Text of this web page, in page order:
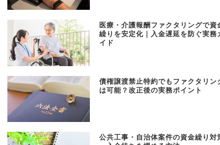
医療・介護報酬ファクタリングで資
繰りを安定化｜入金遅延を防ぐ実務
イド
債権譲渡禁止特約でもファクタリン
は可能？改正後の実務ポイント
公共工事・自治体案件の資金繰り対